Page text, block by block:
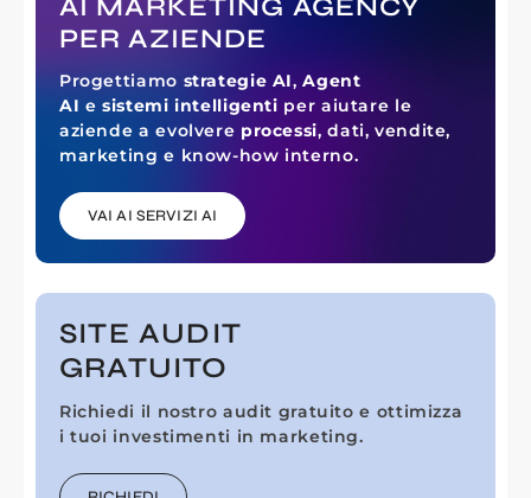
PER AZIENDE
Progettiamo strategie AI,Agent
AI esistemi intelligenti per aiutare le
aziende a evolvere processi, dati, vendite,
marketing e know-how interno.
VAI AI SERVIZI AI
SITE AUDIT
GRATUITO
Richiedi il nostro audit gratuito e ottimizza
i tuoi investimenti in marketing.